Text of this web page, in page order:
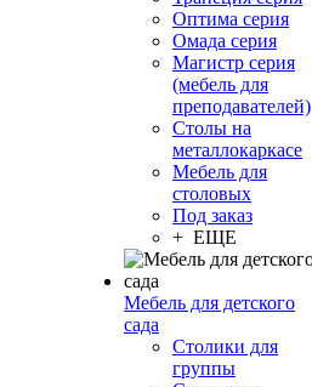
Оптима серия
Омада серия
Магистр серия
(мебель для
преподавателей)
Столы на
металлокаркасе
Мебель для
столовых
Под заказ
+ ЕЩЕ
Мебель для детского
сада
Столики для
группы